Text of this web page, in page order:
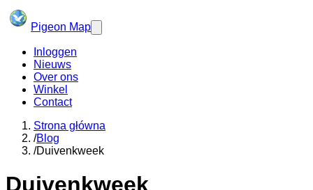
Pigeon Map
Inloggen
Nieuws
Over ons
Winkel
Contact
Strona główna
/Blog
/Duivenkweek
Duivenkweek